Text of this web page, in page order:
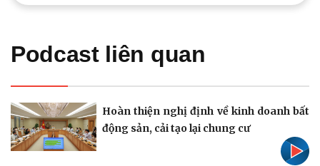
Chứng khoán
Pháp luật
Vụ án
Tin nóng
Quân sự - Quốc phòng
Podcast liên quan
Hoàn thiện nghị định về kinh doanh bất
động sản, cải tạo lại chung cư